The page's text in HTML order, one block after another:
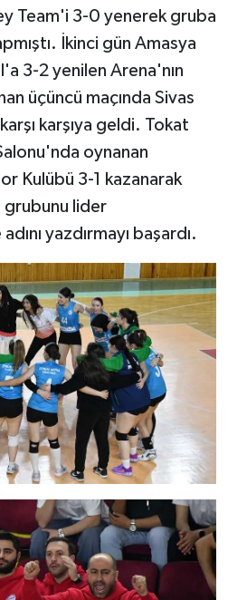
Team'i 3-0 yenerek gruba
İkinci gün Amasya
3-2 yenilen Arena'nın
üçüncü maçında Sivas
karşıya geldi. Tokat
oynanan
Kulübü 3-1 kazanarak
grubunu lider
yazdırmayı başardı.